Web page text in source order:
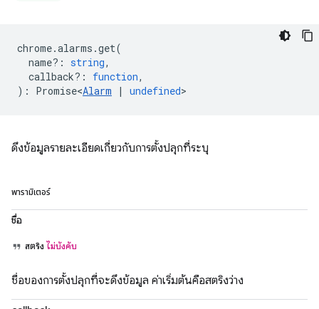
chrome.alarms .get(
name? : string,
callback? : function,
) : Promise<Alarm | undefined>
ดึงข้อมูลรายละเอียดเกี่ยวกับการตั้งปลุกที่ระบุ
พารามิเตอร์
ชื่อ
สตริง ไม่บังคับ
ชื่อของการตั้งปลุกที่จะดึงข้อมูล ค่าเริ่มต้นคือสตริงว่าง